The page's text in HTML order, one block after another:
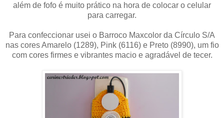
além de fofo é muito prático na hora de colocar o celular
para carregar.
Para confeccionar usei o Barroco Maxcolor da Círculo S/A
nas cores Amarelo (1289), Pink (6116) e Preto (8990), um fio
com cores firmes e vibrantes macio e agradável de tecer.